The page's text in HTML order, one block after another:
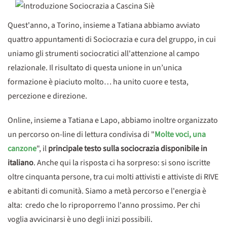
Quest'anno, a Torino, insieme a Tatiana abbiamo avviato
quattro appuntamenti di Sociocrazia e cura del gruppo, in cui
uniamo gli strumenti sociocratici all'attenzione al campo
relazionale. Il risultato di questa unione in un’unica
formazione è piaciuto molto… ha unito cuore e testa,
percezione e direzione.
Online, insieme a Tatiana e Lapo, abbiamo inoltre organizzato
un percorso on-line di lettura condivisa di "Molte voci, una
canzone", ilprincipale testo sulla sociocrazia disponibile in
italiano. Anche qui la risposta ci ha sorpreso: si sono iscritte
oltre cinquanta persone, tra cui molti attivisti e attiviste di RIVE
e abitanti di comunità. Siamo a metà percorso e l'energia è
alta: credo che lo riproporremo l'anno prossimo. Per chi
voglia avvicinarsi è uno degli inizi possibili.